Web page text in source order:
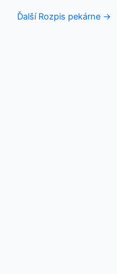
Ďalší Rozpis pekárne →